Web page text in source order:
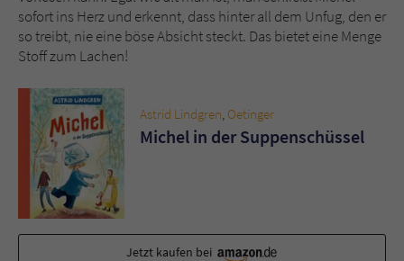
sofort ins Herz und erkennt, dass hinter all dem Unfug, den er
so treibt, nie eine böse Absicht steckt. Das bietet eine Menge
Stoff zum Lachen!
Astrid Lindgren, Oetinger
Michel in der Suppenschüssel
Jetzt kaufen bei